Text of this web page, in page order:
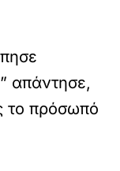
απάντησε,
το πρόσωπό